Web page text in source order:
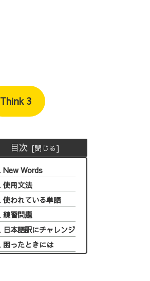
Think 3
目次
New Words
使用文法
使われている単語
練習問題
日本語訳にチャレンジ
困ったときには